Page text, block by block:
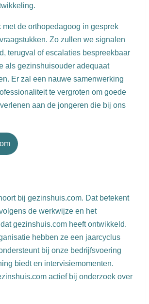
met de orthopedagoog in gesprek
Zo zullen we signalen
terugval of escalaties bespreekbaar
als gezinshuisouder adequaat
Er zal een nauwe samenwerking
te vergroten om goede
aan de jongeren die bij ons
bij gezinshuis.com. Dat betekent
de werkwijze en het
gezinshuis.com heeft ontwikkeld.
hebben ze een jaarcyclus
bij onze bedrijfsvoering
biedt en intervisiemomenten.
actief bij onderzoek over